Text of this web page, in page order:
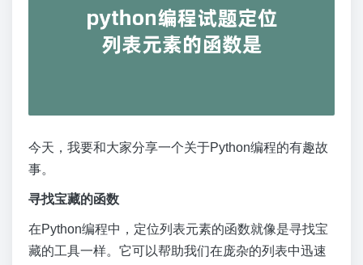
今天，我要和大家分享一个关于Python编程的有趣故
事。
寻找宝藏的函数
在Python编程中，定位列表元素的函数就像是寻找宝
藏的工具一样。它可以帮助我们在庞杂的列表中迅速